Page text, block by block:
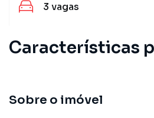
3 vagas
Características
Sobre o imóvel